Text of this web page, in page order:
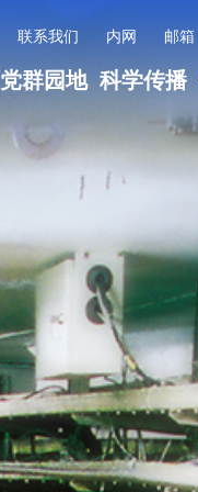
联系我们 内网 邮箱
党群园地 科学传播